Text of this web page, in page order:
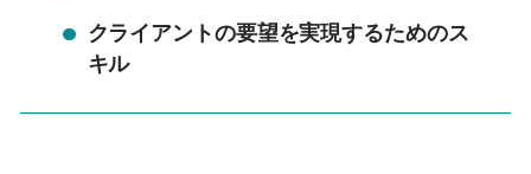
クライアントの要望を実現するためのス
キル